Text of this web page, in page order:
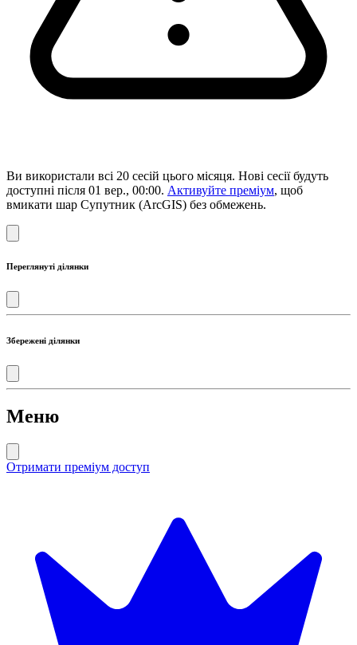
Ви використали всі 20 сесій цього місяця. Нові сесії будуть
доступні після 01 вер., 00:00. Активуйте преміум, щоб
вмикати шар Супутник (ArcGIS) без обмежень.
Переглянуті ділянки
Збережені ділянки
Меню
Отримати преміум доступ